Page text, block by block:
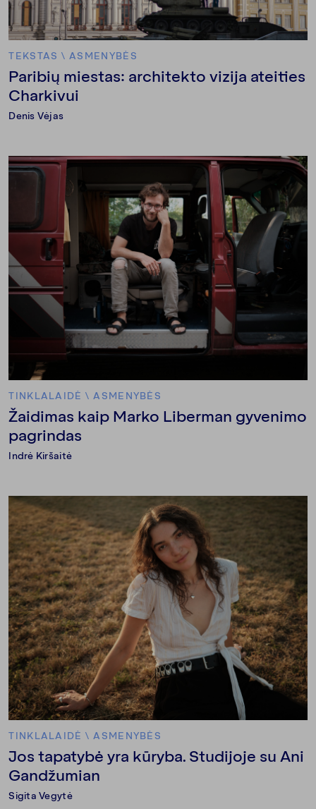
TEKSTAS \ ASMENYBĖS
Paribių miestas: architekto vizija ateities
Charkivui
Denis Vėjas
TINKLALAIDĖ \ ASMENYBĖS
Žaidimas kaip Marko Liberman gyvenimo
pagrindas
Indrė Kiršaitė
TINKLALAIDĖ \ ASMENYBĖS
Jos tapatybė yra kūryba. Studijoje su Ani
Gandžumian
Sigita Vegytė